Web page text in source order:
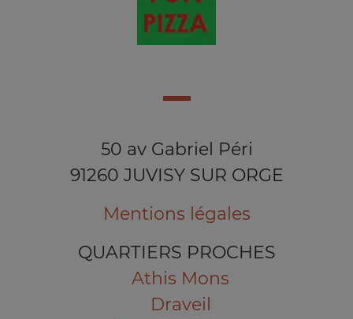
50 av Gabriel Péri
91260 JUVISY SUR ORGE
Mentions légales
QUARTIERS PROCHES
Athis Mons
Draveil